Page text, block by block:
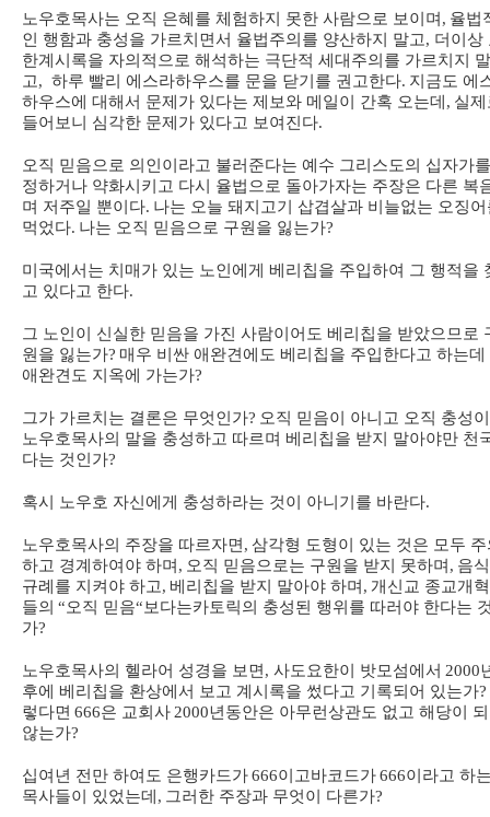
노우호목사는 오직 은혜를 체험하지 못한 사람으로 보이며 , 율법
인 행함과 충성을 가르치면서 율법주의를 양산하지 말고, 더이상
한계시록을 자의적으로 해석하는 극단적 세대주의를 가르치지 말
고, 하루 빨리 에스라하우스를 문을 닫기를 권고한다. 지금도 에
하우스에 대해서 문제가 있다는 제보와 메일이 간혹 오는데 , 실제
들어보니 심각한 문제가 있다고 보여진다.
오직 믿음으로 의인이라고 불러준다는 예수 그리스도의 십자가
정하거나 약화시키고 다시 율법으로 돌아가자는 주장은 다른 복
며 저주일 뿐이다. 나는 오늘 돼지고기 삽겹살과 비늘없는 오징어
먹었다. 나는 오직 믿음으로 구원을 잃는가?
미국에서는 치매가 있는 노인에게 베리칩을 주입하여 그 행적을
고 있다고 한다.
그 노인이 신실한 믿음을 가진 사람이어도 베리칩을 받았으므로
원을 잃는가? 매우 비싼 애완견에도 베리칩을 주입한다고 하는데
애완견도 지옥에 가는가?
그가 가르치는 결론은 무엇인가? 오직 믿음이 아니고 오직 충성
노우호목사의 말을 충성하고 따르며 베리칩을 받지 말아야만 천
다는 것인가?
혹시 노우호 자신에게 충성하라는 것이 아니기를 바란다.
노우호목사의 주장을 따르자면 , 삼각형 도형이 있는 것은 모두 주
하고 경계하여야 하며 , 오직 믿음으로는 구원을 받지 못하며 , 음
규례를 지켜야 하고, 베리칩을 받지 말아야 하며 , 개신교 종교개
들의 “오직 믿음“보다는카토릭의 충성된 행위를 따러야 한다는
가?
노우호목사의 헬라어 성경을 보면 , 사도요한이 밧모섬에서 2000
후에 베리칩을 환상에서 보고 계시록을 썼다고 기록되어 있는가?
렇다면 666은 교회사 2000년 동안은 아무런상관도 없고 해당이
않는가?
십여년 전만 하여도 은행카드가666이고바코드가666이라고 하
목사들이 있었는데 , 그러한 주장과 무엇이 다른가?